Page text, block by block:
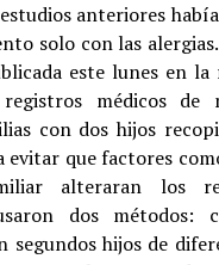
anteriores
solo con las
este lunes en la
médicos de
con dos hijos
evitar que factores
alteraran los
dos métodos:
segundos hijos de